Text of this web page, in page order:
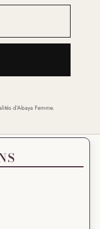
d’Abaya Femme.